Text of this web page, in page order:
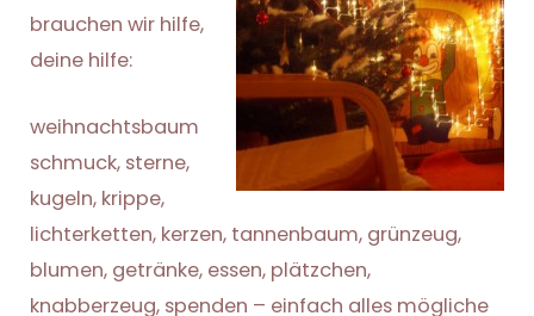
brauchen wir hilfe,
deine hilfe:
weihnachtsbaum
schmuck, sterne,
kugeln, krippe,
lichterketten, kerzen, tannenbaum, grünzeug,
blumen, getränke, essen, plätzchen,
knabberzeug, spenden – einfach alles mögliche